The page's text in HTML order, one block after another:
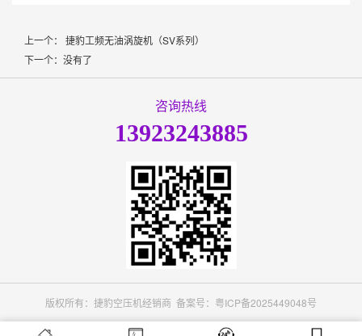
上一个： 捷豹工频无油涡旋机（SV系列）
下一个：没有了
咨询热线
13923243885
版权所有：捷豹空压机经销商 备案号： 粤ICP备2025449048号